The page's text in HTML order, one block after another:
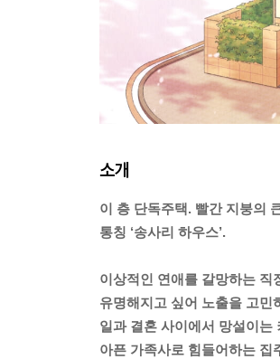
소개
이 층 단독주택. 빨간 지붕의
통칭 ‘송사리 하우스’.
이상적인 연애를 갈망하는 직
유명해지고 싶어 노출을 고민
일과 결혼 사이에서 망설이는
아픈 가족사로 힘들어하는 집